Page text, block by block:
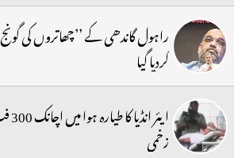
راہول گاندھی کے ’’چھاتروں کی
کردیا گیا
زخمی